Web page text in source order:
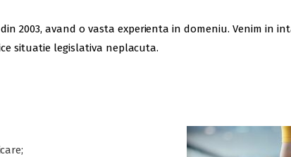
2003, avand o vasta experienta in domeniu. Venim in
situatie legislativa neplacuta.